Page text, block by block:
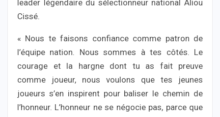
leader légendaire du sélectionneur national Aliou
Cissé.
« Nous te faisons confiance comme patron de
l’équipe nation. Nous sommes à tes côtés. Le
courage et la hargne dont tu as fait preuve
comme joueur, nous voulons que tes jeunes
joueurs s’en inspirent pour baliser le chemin de
l’honneur. L’honneur ne se négocie pas, parce que